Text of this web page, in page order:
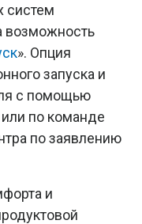
систем
возможность
». Опция
запуска и
с помощью
по команде
по заявлению
и